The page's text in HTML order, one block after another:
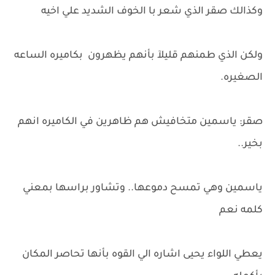
وكذالك صقر الذي شعر با الخوف الشديد علي اخيه
ولكن الذي طمنهم قليلآ بأنهم يظهرون بكاميره الساعه
الصغيره.
صقر: ياسمين متخافيش هم ظاهرين في الكاميره انهم
بخير..
ياسمين وهي تمسح دموعها.. وتشاور براسها بمعني
كلمه نعم
يعطي اللواء يحيى اشاره الي القوه بأنها تحاصر المكان